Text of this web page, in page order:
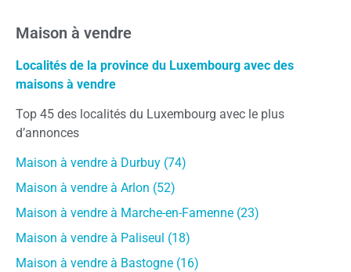
Maison à vendre
Localités de la province du Luxembourg avec des
maisons à vendre
Top 45 des localités du Luxembourg avec le plus
d’annonces
Maison à vendre à Durbuy (74)
Maison à vendre à Arlon (52)
Maison à vendre à Marche-en-Famenne (23)
Maison à vendre à Paliseul (18)
Maison à vendre à Bastogne (16)